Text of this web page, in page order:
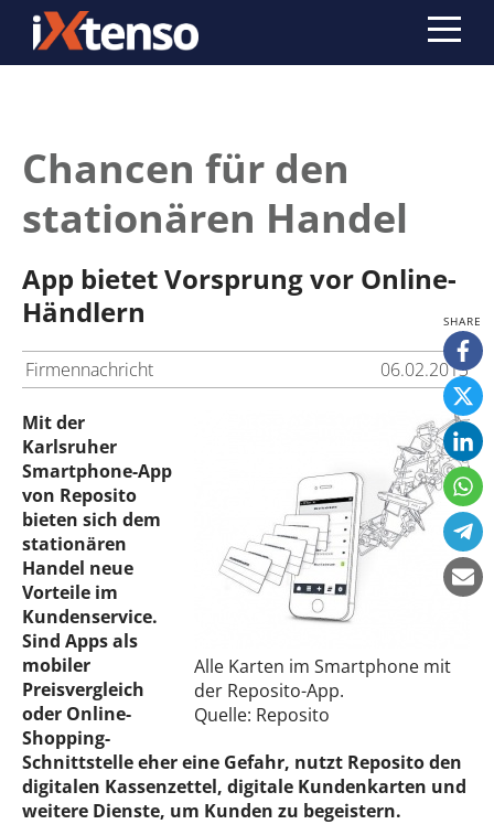
Chancen für den
stationären Handel
App bietet Vorsprung vor Online-
Händlern
Firmennachricht 06.02.2013
Alle Karten im Smartphone mit
der Reposito-App.
Quelle: Reposito
Mit der
Karlsruher
Smartphone-App
von Reposito
bieten sich dem
stationären
Handel neue
Vorteile im
Kundenservice.
Sind Apps als
mobiler
Preisvergleich
oder Online-
Shopping-
Schnittstelle eher eine Gefahr, nutzt Reposito den
digitalen Kassenzettel, digitale Kundenkarten und
weitere Dienste, um Kunden zu begeistern.